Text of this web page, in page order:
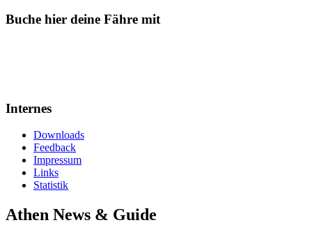
Buche hier deine Fähre mit
Internes
Downloads
Feedback
Impressum
Links
Statistik
Athen News & Guide